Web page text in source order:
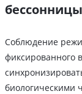
бессонницы
Соблюдение
фиксированного
биологическими